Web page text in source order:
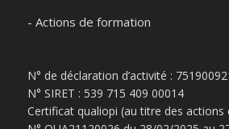
- Actions de formation
N° de déclaration d’activité :
N° SIRET : 539 715 409 00014
Certificat qualiopi (au titre des